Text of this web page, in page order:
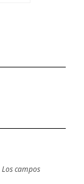
Los campos